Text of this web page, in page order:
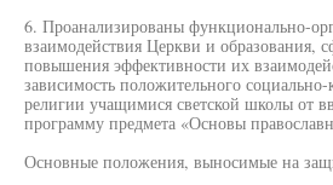
6. Проанализированы функционально-
взаимодействия Церкви и образования,
повышения эффективности их
зависимость положительного
религии учащимися светской школы от
программу предмета «Основы
Основные положения, выносимые на